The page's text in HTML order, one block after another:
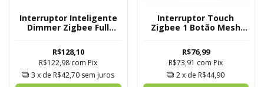
Interruptor Inteligente
Dimmer Zigbee Full
R$128,10
R$122,98 com Pix
3 x de R$42,70 sem juros
Interruptor Touch
Zigbee 1 Botão Mesh
R$76,99
R$73,91 com Pix
2x de R$44,90